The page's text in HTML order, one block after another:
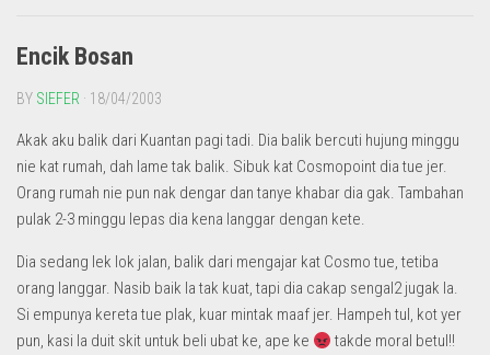
Encik Bosan
BY SIEFER · 18/04/2003
Akak aku balik dari Kuantan pagi tadi. Dia balik bercuti hujung minggu
nie kat rumah, dah lame tak balik. Sibuk kat Cosmopoint dia tue jer.
Orang rumah nie pun nak dengar dan tanye khabar dia gak. Tambahan
pulak 2-3 minggu lepas dia kena langgar dengan kete.
Dia sedang lek lok jalan, balik dari mengajar kat Cosmo tue, tetiba
orang langgar. Nasib baik la tak kuat, tapi dia cakap sengal2 jugak la.
Si empunya kereta tue plak, kuar mintak maaf jer. Hampeh tul, kot yer
pun, kasi la duit skit untuk beli ubat ke, ape ke
takde moral betul!!